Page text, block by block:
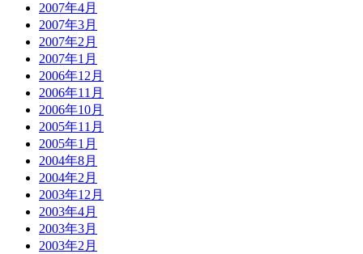
2007年4月
2007年3月
2007年2月
2007年1月
2006年12月
2006年11月
2006年10月
2005年11月
2005年1月
2004年8月
2004年2月
2003年12月
2003年4月
2003年3月
2003年2月